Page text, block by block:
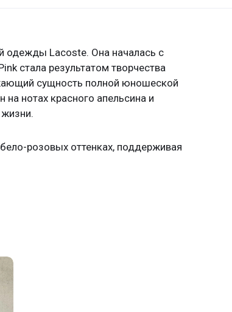
одежды Lacoste. Она началась с
стала результатом творчества
сущность полной юношеской
нотах красного апельсина и
розовых оттенках, поддерживая